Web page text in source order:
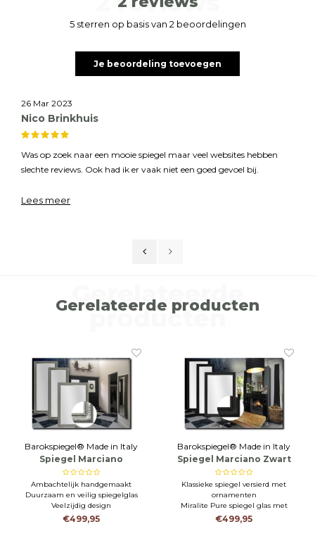
5 sterren op basis van 2 beoordelingen
Je beoordeling toevoegen
26 Mar 2023
Nico Brinkhuis
Was op zoek naar een mooie spiegel maar veel websites hebben
slechte reviews. Ook had ik er vaak niet een goed gevoel bij.
Bij Barokspiegel heb ik spiegel Marciano besteld van 77x168cm in de
gekleurd.
Lees meer
Gerelateerde producten
Gerelateerde
producten
Barokspiegel® Made in Italy
Spiegel Marciano
Antiekzilver
Ambachtelijk handgemaakt
Duurzaam en veilig spiegelglas
Veelzijdig design
€499,95
Barokspiegel® Made in Italy
Spiegel Marciano Zwart
Klassieke spiegel versierd met
ornamenten
Miralite Pure spiegel glas met
facet
€499,95